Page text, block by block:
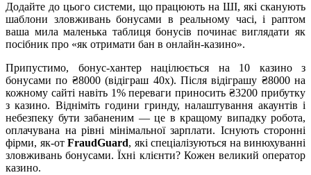
Додайте до цього системи, що працюють на ШІ, які сканують
шаблони зловживань бонусами в реальному часі, і раптом
ваша мила маленька таблиця бонусів починає виглядати як
посібник про «як отримати бан в онлайн-казино».
Припустимо, бонус-хантер націлюється на 10 казино з
бонусами по ₴8000 (відіграш 40x). Після відіграшу ₴8000 на
кожному сайті навіть 1% переваги приносить ₴3200 прибутку
з казино. Відніміть години гринду, налаштування акаунтів і
небезпеку бути забаненим — це в кращому випадку робота,
оплачувана на рівні мінімальної зарплати. Існують сторонні
фірми, як-от FraudGuard, які спеціалізуються на винюхуванні
зловживань бонусами. Їхні клієнти? Кожен великий оператор
казино.